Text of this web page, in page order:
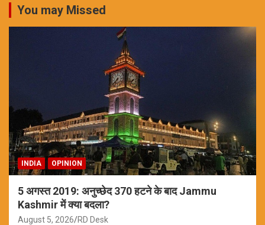
You may Missed
INDIA OPINION
5 अगस्त 2019: अनुच्छेद 370 हटने के बाद Jammu
Kashmir में क्या बदला?
August 5, 2026 RD Desk